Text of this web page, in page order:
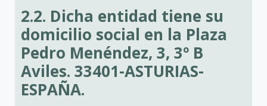
2.2. Dicha entidad tiene su
domicilio social en la Plaza
Pedro Menéndez, 3, 3º B
Aviles. 33401-ASTURIAS-
ESPAÑA.